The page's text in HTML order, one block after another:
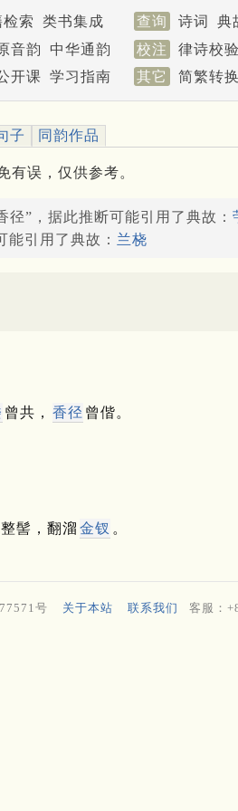
索 类书集成 查询 诗词 典
音韵 中华通韵 校注 律诗校验
开课 学习指南 其它 简繁转换
子 同韵作品
有误，仅供参考。
”，据此推断可能引用了典故：
能引用了典故： 兰桡
曾共， 香径 曾偕。
整髻，翻溜 金钗 。
号 关于本站 联系我们 客服：